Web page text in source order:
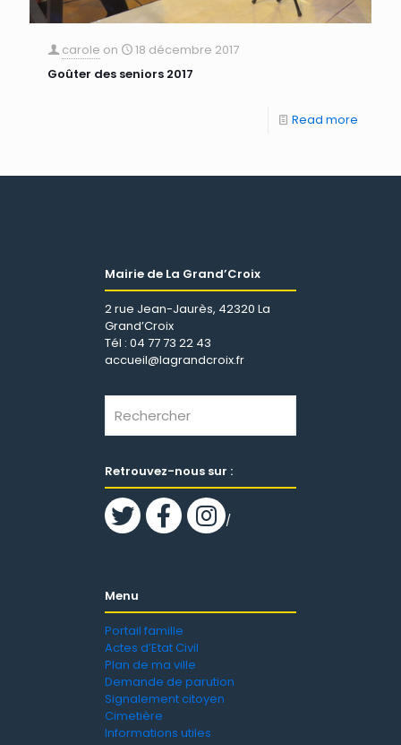
carole on
18 décembre 2017
Goûter des seniors 2017
Read more
Mairie de La Grand’Croix
2 rue Jean-Jaurès, 42320 La
Grand’Croix
Tél : 04 77 73 22 43
accueil@lagrandcroix.fr
Retrouvez-nous sur :
/
Menu
Portail famille
Actes d’Etat Civil
Plan de ma ville
Demande de parution
Signalement citoyen
Cimetière
Informations utiles